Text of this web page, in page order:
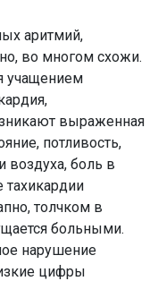
аритмий,
во многом схожи.
учащением
выраженная
потливость,
воздуха, боль в
тахикардии
толчком в
больными.
нарушение
цифры